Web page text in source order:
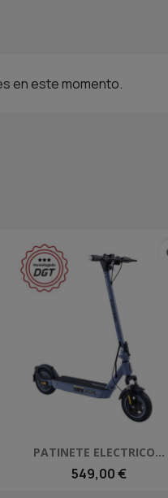
en este momento.
Vista rápida
PATINETE ELECTRICO...
549,00 €